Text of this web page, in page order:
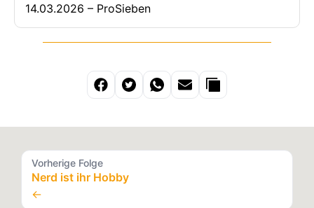
14.03.2026 – ProSieben
Vorherige Folge
Nerd ist ihr Hobby
←